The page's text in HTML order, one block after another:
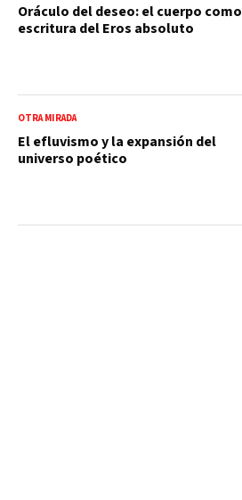
Oráculo del deseo: el cuerpo como
escritura del Eros absoluto
OTRA MIRADA
El efluvismo y la expansión del
universo poético